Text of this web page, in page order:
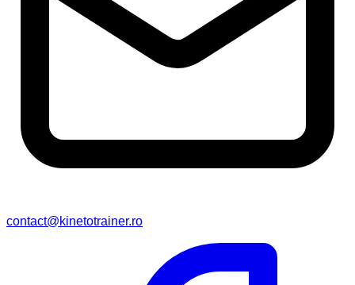
contact@kinetotrainer.ro